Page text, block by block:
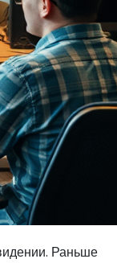
Раньше